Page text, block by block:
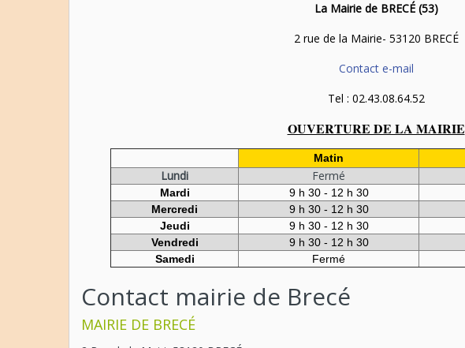
La Mairie de BRECÉ (53)
2 rue de la Mairie- 53120 BRECÉ
Contact e-mail
Tel : 02.43.08.64.52
OUVERTURE DE LA MAIRIE
Matin
Lundi Fermé
Mardi 9 h 30 - 12 h 30
Mercredi
9 h 30 - 12 h 30
Jeudi 9 h 30 - 12 h 30
Vendredi
9 h 30 - 12 h 30
Samedi Fermé
Contact mairie de Brecé
MAIRIE DE BRECÉ